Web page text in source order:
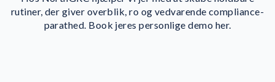
Eksekver awareness-
rutiner, der giver overblik, ro og vedvarende compliance-
parathed. Book jeres personlige demo her.